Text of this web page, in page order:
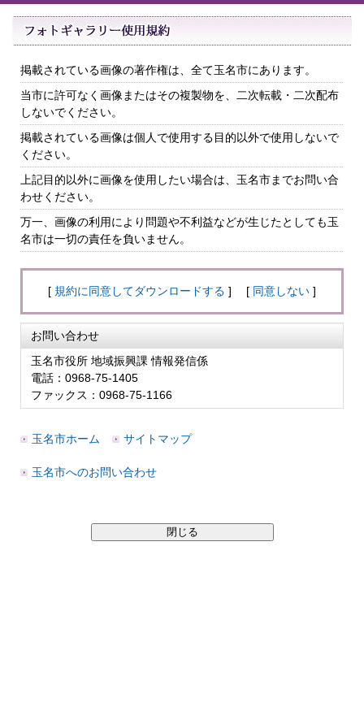
掲載されている画像の著作権は、全て玉名市にあります。
当市に許可なく画像またはその複製物を、二次転載・二次配布
しないでください。
掲載されている画像は個人で使用する目的以外で使用しないで
ください。
上記目的以外に画像を使用したい場合は、玉名市までお問い合
わせください。
万一、画像の利用により問題や不利益などが生じたとしても玉
名市は一切の責任を負いません。
[ 規約に同意してダウンロードする ] [ 同意しない ]
お問い合わせ
玉名市役所 地域振興課 情報発信係
電話：0968-75-1405
ファックス：0968-75-1166
玉名市ホーム サイトマップ
玉名市へのお問い合わせ